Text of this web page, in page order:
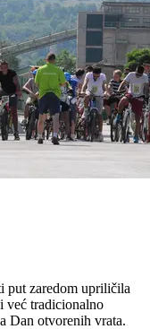
put zaredom upriličila
već tradicionalno
Dan otvorenih vrata.